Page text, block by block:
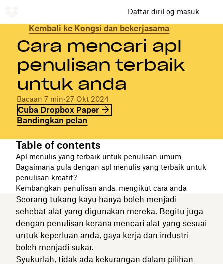
Daftar diriLog masuk
Kembali ke Kongsi dan bekerjasama
Cara mencari apl
penulisan terbaik
untuk anda
Bacaan 7 min•27 Okt 2024
Cuba Dropbox Paper
Bandingkan pelan
Table of contents
Apl menulis yang terbaik untuk penulisan umum
Bagaimana pula dengan apl menulis yang terbaik untuk
penulisan kreatif?
Kembangkan penulisan anda, mengikut cara anda
Seorang tukang kayu hanya boleh menjadi
sehebat alat yang digunakan mereka. Begitu juga
dengan penulisan kerana mencari alat yang sesuai
untuk keperluan anda, gaya kerja dan industri
boleh menjadi sukar.
Syukurlah, tidak ada kekurangan dalam pilihan